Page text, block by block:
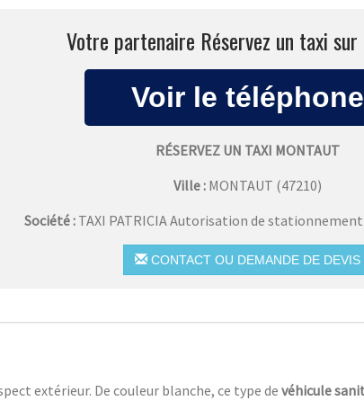
Votre partenaire Réservez un taxi
RÉSERVEZ UN TAXI MONTAUT
Ville : MONTAUT (47210)
Société : TAXI PATRICIA Autorisation de stationnement
CONTACT OU DEMANDE DE DEVIS
extérieur. De couleur blanche, ce type de véhicule